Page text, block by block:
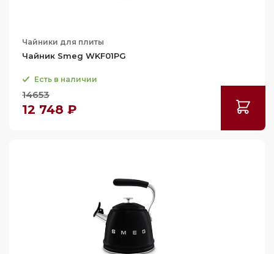
Чайники для плиты
Чайник Smeg WKF01PG
Есть в наличии
14653
12 748 ₽